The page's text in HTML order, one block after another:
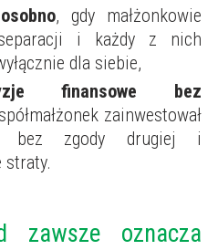
, gdy małżonkowie
i każdy z nich
dla siebie,
finansowe bez
zainwestował
bez zgody drugiej i
straty.
zawsze oznacza